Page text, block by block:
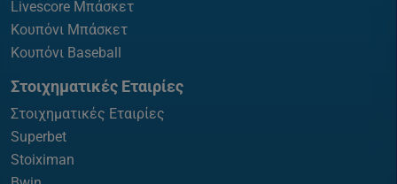
Livescore Μπάσκετ
Κουπόνι Μπάσκετ
Κουπόνι Baseball
Στοιχηματικές Εταιρίες
Στοιχηματικές Εταιρίες
Superbet
Stoiximan